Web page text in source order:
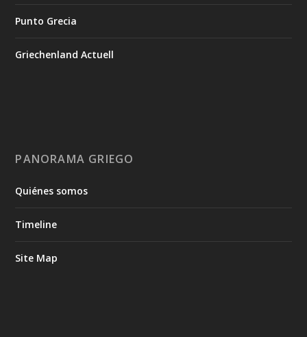
Punto Grecia
Griechenland Actuell
PANORAMA GRIEGO
Quiénes somos
Timeline
Site Map